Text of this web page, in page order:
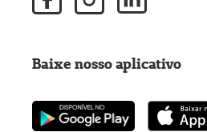
Baixe nosso aplicativo